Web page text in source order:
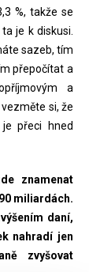
%, takže se
je k diskusi.
sazeb, tím
přepočítat a
a
si, že
přeci hned
znamenat
miliardách.
daní,
nahradí jen
zvyšovat